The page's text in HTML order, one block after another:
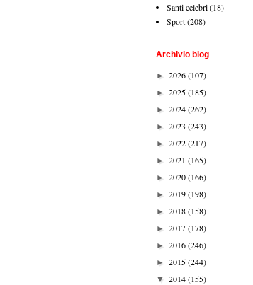
Santi celebri(18)
Sport(208)
Archivio blog
► 2026(107)
► 2025(185)
► 2024(262)
► 2023 (243)
► 2022(217)
► 2021 (165)
► 2020(166)
► 2019(198)
► 2018(158)
► 2017(178)
► 2016(246)
► 2015(244)
▼ 2014(155)